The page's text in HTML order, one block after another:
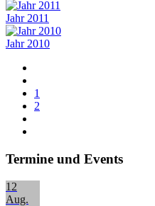
Jahr 2011
Jahr 2010
1
2
Termine und Events
12
Aug.